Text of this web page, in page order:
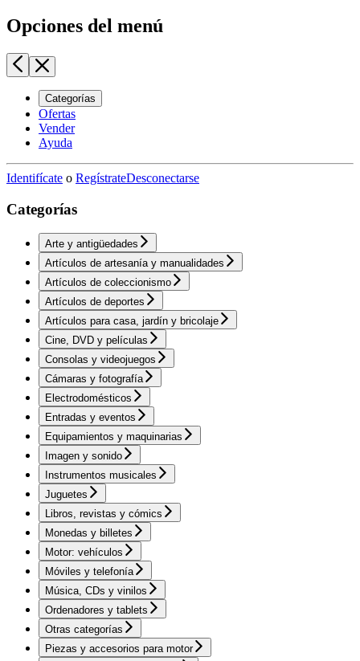
Opciones del menú
Categorías
Ofertas
Vender
Ayuda
Identifícate o RegístrateDesconectarse
Categorías
Arte y antigüedades
Artículos de artesanía y manualidades
Artículos de coleccionismo
Artículos de deportes
Artículos para casa, jardín y bricolaje
Cine, DVD y películas
Consolas y videojuegos
Cámaras y fotografía
Electrodomésticos
Entradas y eventos
Equipamientos y maquinarias
Imagen y sonido
Instrumentos musicales
Juguetes
Libros, revistas y cómics
Monedas y billetes
Motor: vehículos
Móviles y telefonía
Música, CDs y vinilos
Ordenadores y tablets
Otras categorías
Piezas y accesorios para motor